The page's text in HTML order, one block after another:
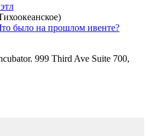
было на прошлом ивенте?
999 Third Ave Suite 700,